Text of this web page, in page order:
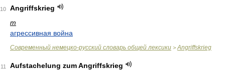
10
Angriffskrieg
m
агрессивная война
Современный немецко-русский словарь общей лексики > Angriffskrieg
11 Aufstachelung zum Angriffskrieg